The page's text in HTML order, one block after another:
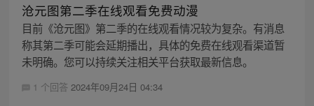
沧元图第二季在线观看免费动漫
目前《沧元图》第二季的在线观看情况较为复杂。有消息
称其第二季可能会延期播出，具体的免费在线观看渠道暂
未明确。您可以持续关注相关平台获取最新信息。
1 个回答 2024年09月24日 04:34